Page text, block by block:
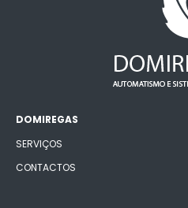
DOMIREGAS
SERVIÇOS
CONTACTOS